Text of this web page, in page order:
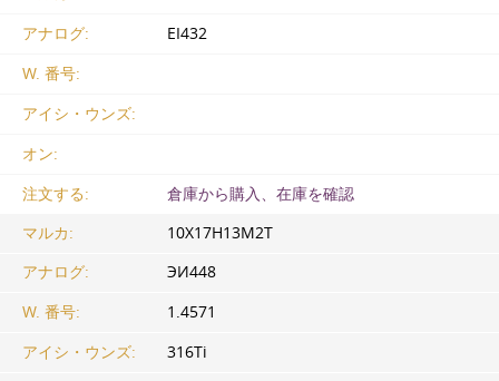
アナログ:
EI432
W. 番号:
アイシ・ウンズ:
オン:
注文する:
倉庫から購入、在庫を確認
マルカ:
10Х17Н13М2Т
アナログ:
ЭИ448
W. 番号:
1.4571
アイシ・ウンズ:
316Ti